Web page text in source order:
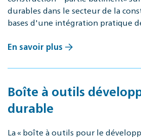
durables dans le secteur de la
bases d'une intégration pratique
En savoir plus
Boîte à outils
durable
La « boîte à outils pour le